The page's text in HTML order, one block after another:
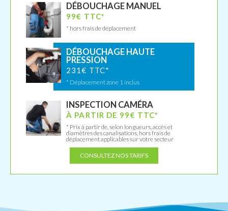
DÉBOUCHAGE MANUEL
99€ TTC*
* hors frais de déplacement
DÉBOUCHAGE HAUTE
PRESSION
231€ TTC*
* Déplacement zone 1 inclus
INSPECTION CAMÉRA
À PARTIR DE 99€ TTC*
* Prix à partir de, selon longueurs, accès et
diamètres des canalisations, hors frais de
déplacement applicables sur votre secteur
CONSULTEZ NOS TARIFS